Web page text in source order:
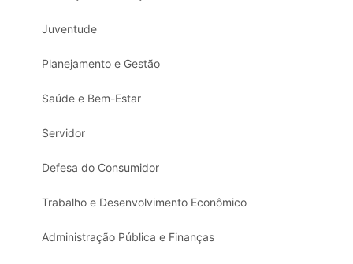
Juventude
Planejamento e Gestão
Saúde e Bem-Estar
Servidor
Defesa do Consumidor
Trabalho e Desenvolvimento Econômico
Administração Pública e Finanças